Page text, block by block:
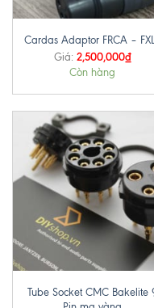
Cardas Adaptor FRCA –
Giá: 2,500,000₫
Còn hàng
Tube Socket CMC Bakelite